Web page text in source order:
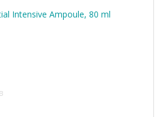
Intensive Ampoule, 80 ml